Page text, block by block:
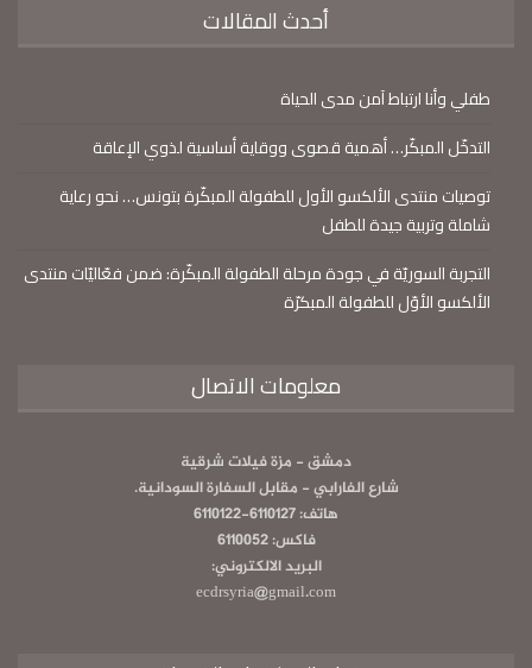
أحدث المقالات
طفلي وأنا ارتباط آمن مدى الحياة
التدخّل المبكّر… أهمية قصوى ووقاية أساسية لذوي الإعاقة
توصيات منتدى الألكسو الأول للطفولة المبكّرة بتونس… نحو رعاية
شاملة وتربية جيدة للطفل
التجربة السوريّة في جودة مرحلة الطفولة المبكّرة: ضمن فعّاليّات منتدى
الألكسو الأوّل للطفولة المبكرّة
معلومات الاتصال
دمشق - مزة فيلات شرقية
شارع الفارابي - مقابل السفارة السودانية.
هاتف: 6110127-6110122
فاكس: 6110052
البريد الالكتروني:
ecdrsyria@gmail.com